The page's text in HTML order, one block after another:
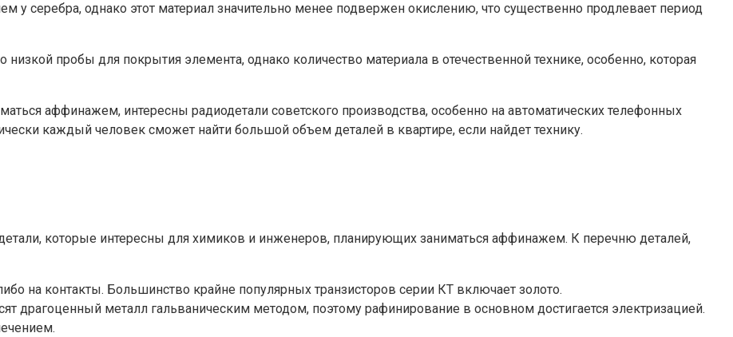
у серебра, однако этот материал значительно менее подвержен окислению, что существенно продлевает период
пробы для покрытия элемента, однако количество материала в отечественной технике, особенно, которая
аффинажем, интересны радиодетали советского производства, особенно на автоматических телефонных
каждый человек сможет найти большой объем деталей в квартире, если найдет технику.
которые интересны для химиков и инженеров, планирующих заниматься аффинажем. К перечню деталей,
на контакты. Большинство крайне популярных транзисторов серии КТ включает золото.
драгоценный металл гальваническим методом, поэтому рафинирование в основном достигается электризацией.